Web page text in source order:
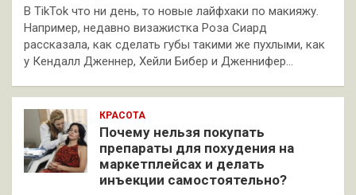
В TikTok что ни день, то новые лайфхаки по макияжу.
Например, недавно визажистка Роза Сиард
рассказала, как сделать губы такими же пухлыми, как
у Кендалл Дженнер, Хейли Бибер и Дженнифер…
КРАСОТА
Почему нельзя покупать
препараты для похудения на
маркетплейсах и делать
инъекции самостоятельно?